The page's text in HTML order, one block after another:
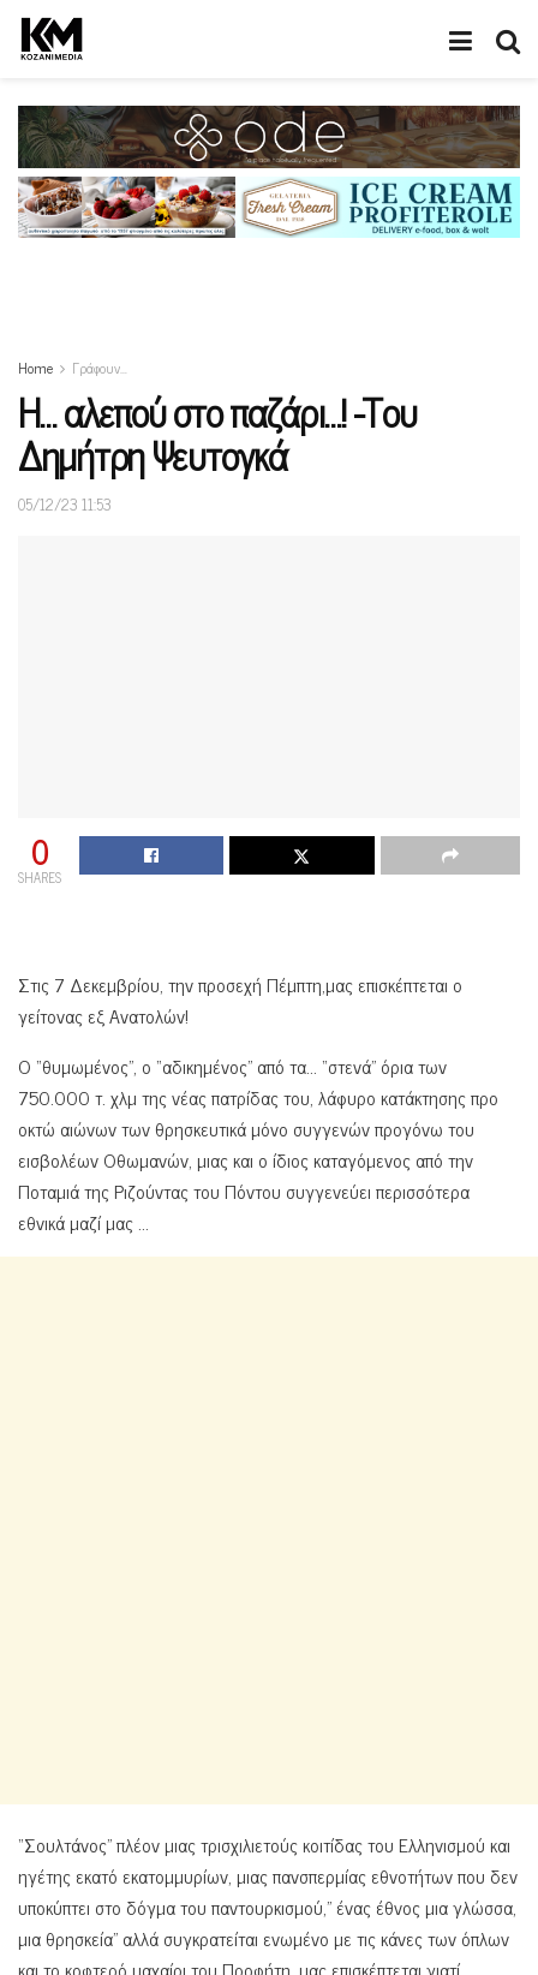
Home Γράφουν…
Η… αλεπού στο παζάρι…! -Του
Δημήτρη Ψευτογκά
05/12/23 11:53
0
SHARES
Στις 7 Δεκεμβρίου, την προσεχή Πέμπτη,μας επισκέπτεται ο
γείτονας εξ Ανατολών!
Ο “θυμωμένος”, ο “αδικημένος” από τα… “στενά” όρια των
750.000 τ. χλμ της νέας πατρίδας του, λάφυρο κατάκτησης προ
οκτώ αιώνων των θρησκευτικά μόνο συγγενών προγόνω του
εισβολέων Οθωμανών, μιας και ο ίδιος καταγόμενος από την
Ποταμιά της Ριζούντας του Πόντου συγγενεύει περισσότερα
εθνικά μαζί μας …
“Σουλτάνος” πλέον μιας τρισχιλιετούς κοιτίδας του Ελληνισμού και
ηγέτης εκατό εκατομμυρίων, μιας πανσπερμίας εθνοτήτων που δεν
υποκύπτει στο δόγμα του παντουρκισμού,” ένας έθνος μια γλώσσα,
μια θρησκεία” αλλά συγκρατείται ενωμένο με τις κάνες των όπλων